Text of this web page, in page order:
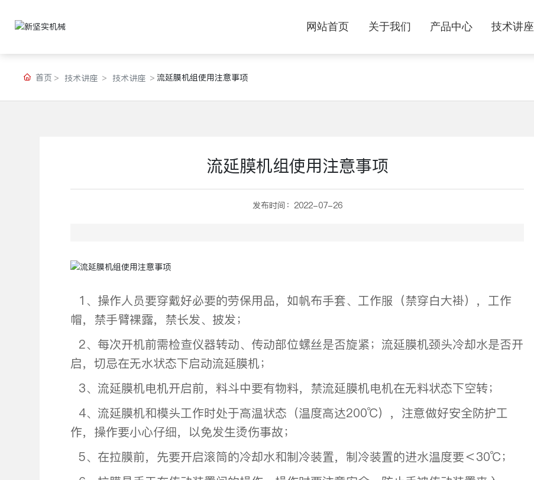
网站首页 关于我们 产品中心 技术讲座
首页 技术讲座 技术讲座 流延膜机组使用注意事项
流延膜机组使用注意事项
发布时间： 2022-07-26
1、操作人员要穿戴好必要的劳保用品，如帆布手套、工作服（禁穿白大褂），工作
帽，禁手臂裸露，禁长发、披发；
2、每次开机前需检查仪器转动、传动部位螺丝是否旋紧；流延膜机颈头冷却水是否开
启，切忌在无水状态下启动流延膜机；
3、流延膜机电机开启前，料斗中要有物料，禁流延膜机电机在无料状态下空转；
4、流延膜机和模头工作时处于高温状态（温度高达200℃），注意做好安全防护工
作，操作要小心仔细，以免发生烫伤事故；
5、在拉膜前，先要开启滚筒的冷却水和制冷装置，制冷装置的进水温度要＜30℃；